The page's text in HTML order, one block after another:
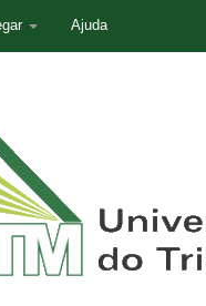
Ajuda